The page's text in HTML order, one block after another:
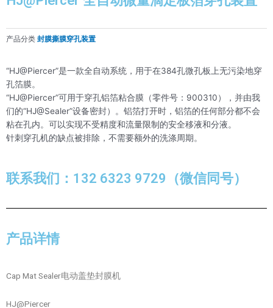
产品分类 封膜撕膜穿孔装置
“HJ@Piercer”是一款全自动系统，用于在384孔微孔板上无污染地穿
孔箔膜。
“HJ@Piercer”可用于穿孔铝箔粘合膜（零件号：900310），并由我
们的“HJ@Sealer”设备密封）。铝箔打开时，铝箔的任何部分都不会
粘在孔内。可以实现不受精度和流量限制的安全移液和分液。
针刺穿孔机的缺点被排除，不需要额外的洗涤周期。
联系我们：132 6323 9729（微信同号）
产品详情
Cap Mat Sealer电动盖垫封膜机
HJ@Piercer